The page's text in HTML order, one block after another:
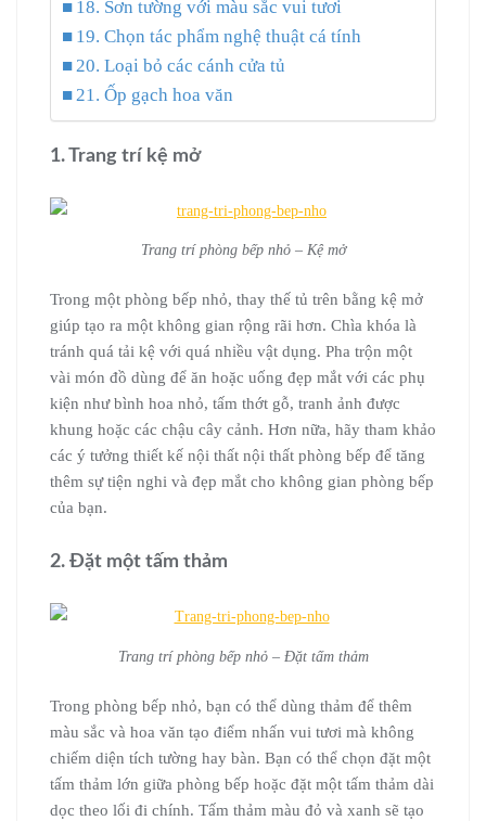
18. Sơn tường với màu sắc vui tươi
19. Chọn tác phẩm nghệ thuật cá tính
20. Loại bỏ các cánh cửa tủ
21. Ốp gạch hoa văn
1. Trang trí kệ mở
Trang trí phòng bếp nhỏ – Kệ mở
Trong một phòng bếp nhỏ, thay thế tủ trên bằng kệ mở
giúp tạo ra một không gian rộng rãi hơn. Chìa khóa là
tránh quá tải kệ với quá nhiều vật dụng. Pha trộn một
vài món đồ dùng để ăn hoặc uống đẹp mắt với các phụ
kiện như bình hoa nhỏ, tấm thớt gỗ, tranh ảnh được
khung hoặc các chậu cây cảnh. Hơn nữa, hãy tham khảo
các ý tưởng thiết kế nội thất nội thất phòng bếp để tăng
thêm sự tiện nghi và đẹp mắt cho không gian phòng bếp
của bạn.
2. Đặt một tấm thảm
Trang trí phòng bếp nhỏ – Đặt tấm thảm
Trong phòng bếp nhỏ, bạn có thể dùng thảm để thêm
màu sắc và hoa văn tạo điểm nhấn vui tươi mà không
chiếm diện tích tường hay bàn. Bạn có thể chọn đặt một
tấm thảm lớn giữa phòng bếp hoặc đặt một tấm thảm dài
dọc theo lối đi chính. Tấm thảm màu đỏ và xanh sẽ tạo